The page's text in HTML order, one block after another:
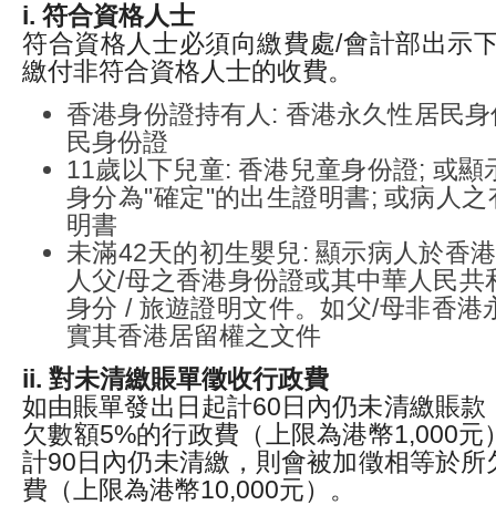
i. 符合資格人士
符合資格人士必須向繳費處/會計部出示
繳付非符合資格人士的收費。
香港身份證持有人: 香港永久性居民
民身份證
11歲以下兒童: 香港兒童身份證; 或顯
身分為"確定"的出生證明書; 或病人
明書
未滿42天的初生嬰兒: 顯示病人於香
人父/母之香港身份證或其中華人民
身分 / 旅遊證明文件。如父/母非香港
實其香港居留權之文件
ii. 對未清繳賬單徵收行政費
如由賬單發出日起計60日內仍未清繳賬
欠數額5%的行政費（上限為港幣1,000
計90日內仍未清繳，則會被加徵相等於
費（上限為港幣10,000元）。